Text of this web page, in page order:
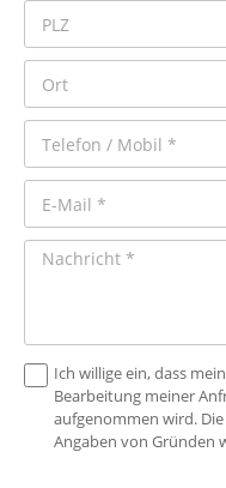
Ich willige ein, dass
Bearbeitung meiner
aufgenommen wird.
Angaben von Gründen